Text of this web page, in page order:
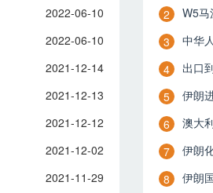
2022-06-10
2022-06-10
2021-12-14
2021-12-13
2021-12-12
2021-12-02
2021-11-29
2
W5
3
中华
4
出口
5
伊朗
6
澳大
7
伊朗
8
伊朗